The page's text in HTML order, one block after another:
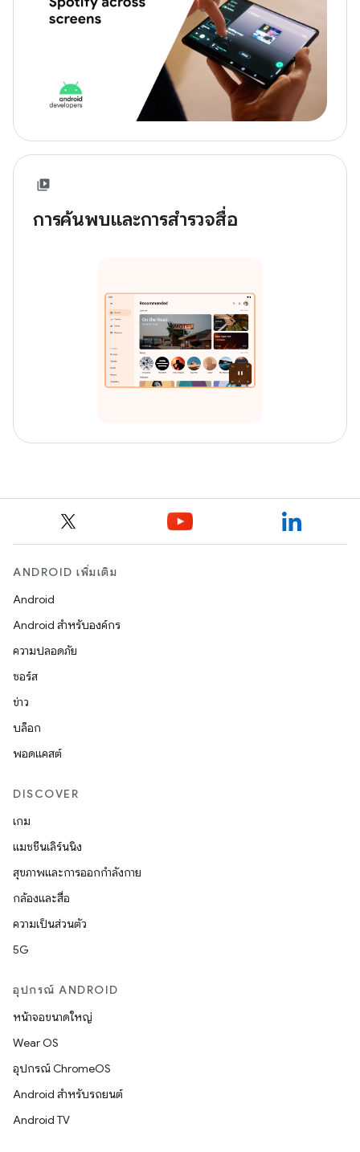
การค้นพบและการสำรวจสื่อ
ANDROID เพิ่มเติม
Android
Android สำหรับองค์กร
ความปลอดภัย
ซอร์ส
ข่าว
บล็อก
พอดแคสต์
DISCOVER
เกม
แมชชีนเลิร์นนิง
สุขภาพและการออกกำลังกาย
กล้องและสื่อ
ความเป็นส่วนตัว
5G
อุปกรณ์ ANDROID
หน้าจอขนาดใหญ่
Wear OS
อุปกรณ์ ChromeOS
Android สำหรับรถยนต์
Android TV